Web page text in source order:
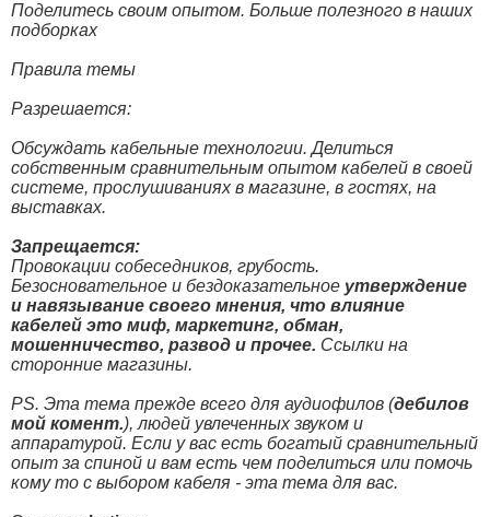
Поделитесь своим опытом. Больше полезного в наших
подборках
Правила темы
Разрешается:
Обсуждать кабельные технологии. Делиться
собственным сравнительным опытом кабелей в своей
системе, прослушиваниях в магазине, в гостях, на
выставках.
Запрещается:
Провокации собеседников, грубость.
Безосновательное и бездоказательное утверждение
и навязывание своего мнения, что влияние
кабелей это миф, маркетинг, обман,
мошенничество, развод и прочее. Ссылки на
сторонние магазины.
PS. Эта тема прежде всего для аудиофилов (дебилов
мой комент.), людей увлеченных звуком и
аппаратурой. Если у вас есть богатый сравнительный
опыт за спиной и вам есть чем поделиться или помочь
кому то с выбором кабеля - эта тема для вас.